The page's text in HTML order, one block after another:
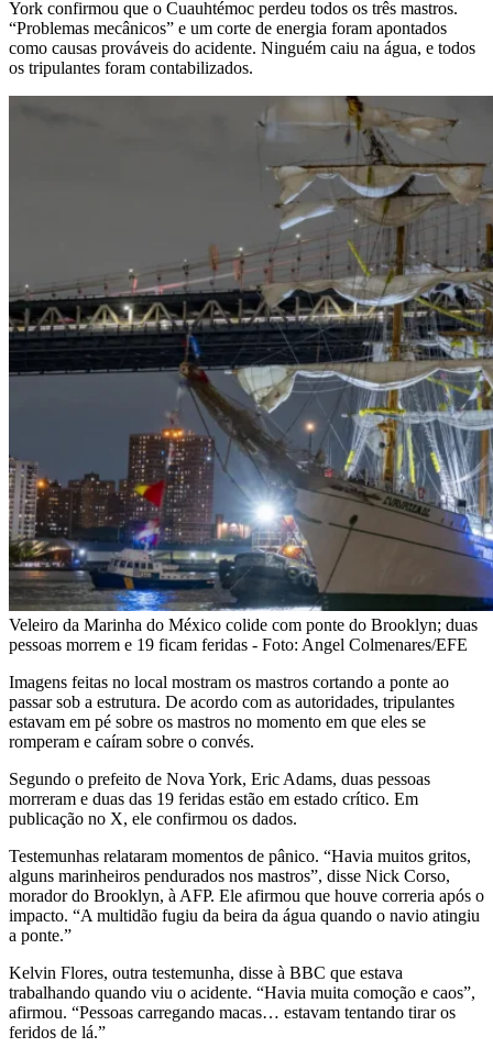
York confirmou que o Cuauhtémoc perdeu todos os três mastros.
“Problemas mecânicos” e um corte de energia foram apontados
como causas prováveis do acidente. Ninguém caiu na água, e todos
os tripulantes foram contabilizados.
Veleiro da Marinha do México colide com ponte do Brooklyn; duas
pessoas morrem e 19 ficam feridas - Foto: Angel Colmenares/EFE
Imagens feitas no local mostram os mastros cortando a ponte ao
passar sob a estrutura. De acordo com as autoridades, tripulantes
estavam em pé sobre os mastros no momento em que eles se
romperam e caíram sobre o convés.
Segundo o prefeito de Nova York, Eric Adams, duas pessoas
morreram e duas das 19 feridas estão em estado crítico. Em
publicação no X, ele confirmou os dados.
Testemunhas relataram momentos de pânico. “Havia muitos gritos,
alguns marinheiros pendurados nos mastros”, disse Nick Corso,
morador do Brooklyn, à AFP. Ele afirmou que houve correria após o
impacto. “A multidão fugiu da beira da água quando o navio atingiu
a ponte.”
Kelvin Flores, outra testemunha, disse à BBC que estava
trabalhando quando viu o acidente. “Havia muita comoção e caos”,
afirmou. “Pessoas carregando macas… estavam tentando tirar os
feridos de lá.”